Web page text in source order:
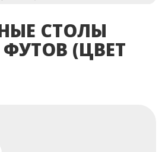
СТОЛЫ
(ЦВЕТ